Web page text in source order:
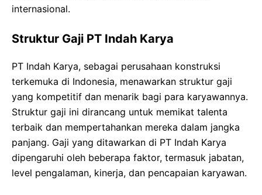
internasional.
Struktur Gaji PT Indah Karya
PT Indah Karya, sebagai perusahaan konstruksi
terkemuka di Indonesia, menawarkan struktur gaji
yang kompetitif dan menarik bagi para karyawannya.
Struktur gaji ini dirancang untuk memikat talenta
terbaik dan mempertahankan mereka dalam jangka
panjang. Gaji yang ditawarkan di PT Indah Karya
dipengaruhi oleh beberapa faktor, termasuk jabatan,
level pengalaman, kinerja, dan pencapaian karyawan.